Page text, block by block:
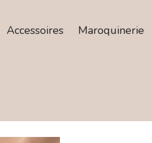
Accessoires Maroquinerie